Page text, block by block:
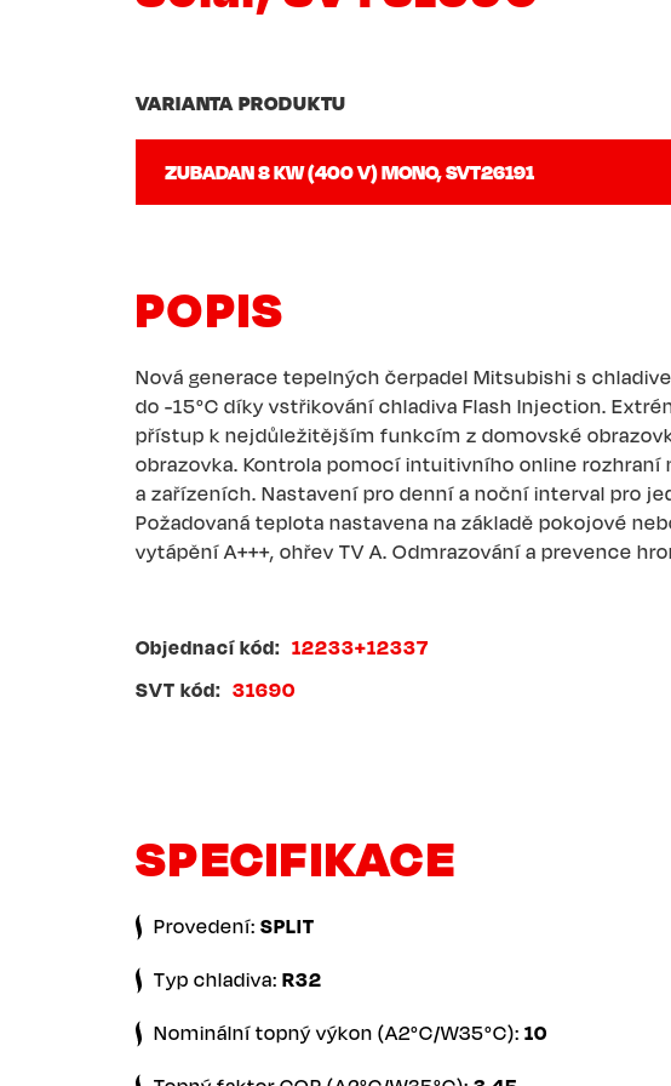
VARIANTA PRODUKTU
POPIS
Nová generace tepelných čerpadel Mitsubishi s
do -15°C díky vstřikování chladiva Flash Injection.
přístup k nejdůležitějším funkcím z domovské
obrazovka. Kontrola pomocí intuitivního online
a zařízeních. Nastavení pro denní a noční interval pro
Požadovaná teplota nastavena na základě pokojové
vytápění A+++, ohřev TV A. Odmrazování a prevence
Objednací kód
12233+12337
SVT kód
31690
SPECIFIKACE
Provedení: SPLIT
Typ chladiva: R32
Nominální topný výkon (A2°C/W35°C): 10